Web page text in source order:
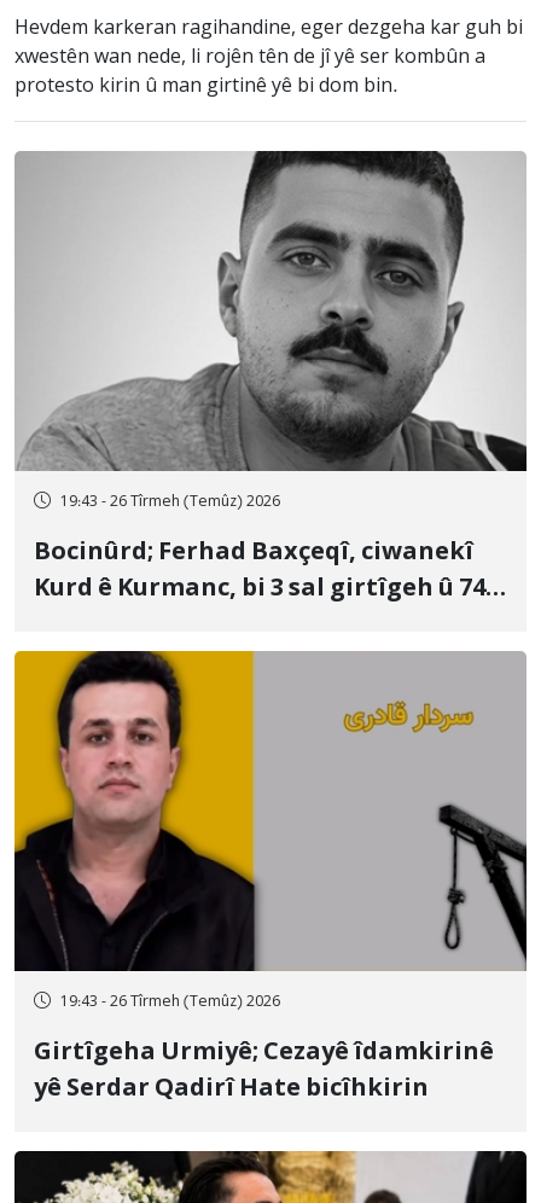
Hevdem karkeran ragihandine, eger dezgeha kar guh bi
xwestên wan nede, li rojên tên de jî yê ser kombûn a
protesto kirin û man girtinê yê bi dom bin.
19:43 - 26 Tîrmeh (Temûz) 2026
Bocinûrd; Ferhad Baxçeqî, ciwanekî
Kurd ê Kurmanc, bi 3 sal girtîgeh û 74
19:43 - 26 Tîrmeh (Temûz) 2026
Girtîgeha Urmiyê; Cezayê îdamkirinê
yê Serdar Qadirî Hate bicîhkirin